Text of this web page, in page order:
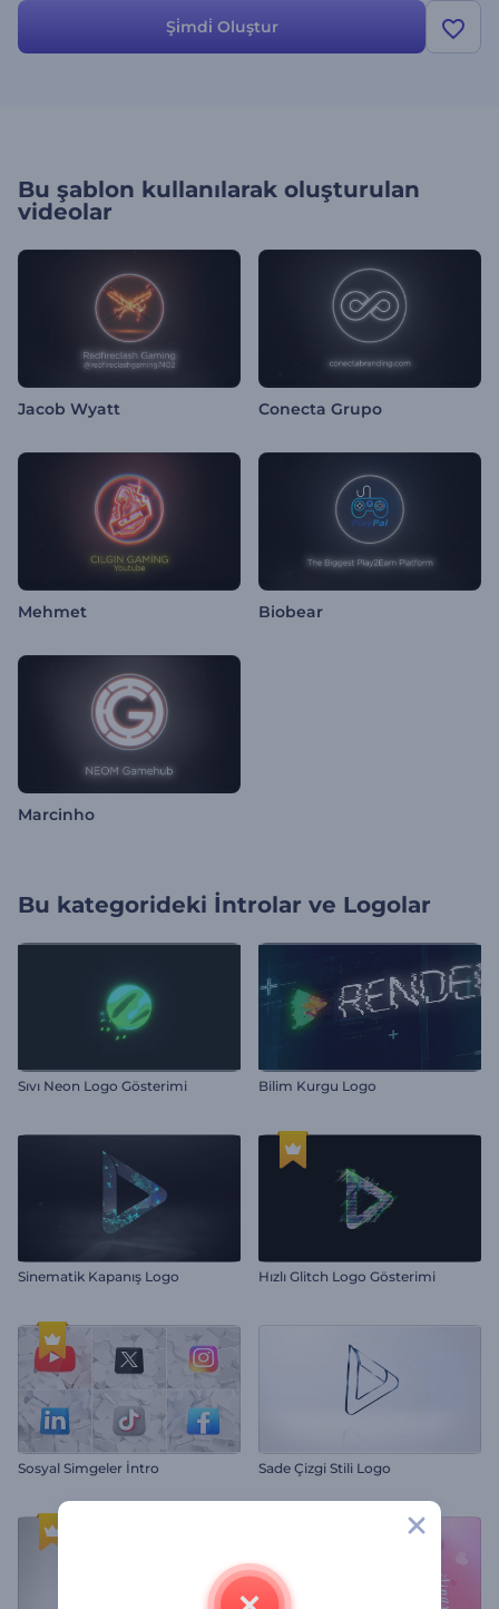
Şi̇mdi̇ Oluştur
Bu şablon kullanılarak oluşturulan
videolar
Jacob Wyatt Conecta Grupo
Mehmet Biobear
Marcinho
Bu kategorideki İntrolar ve Logolar
Sıvı Neon Logo Gösterimi Bilim Kurgu Logo
Sinematik Kapanış Logo Hızlı Glitch Logo Gösterimi
Sosyal Simgeler İntro Sade Çizgi Stili Logo